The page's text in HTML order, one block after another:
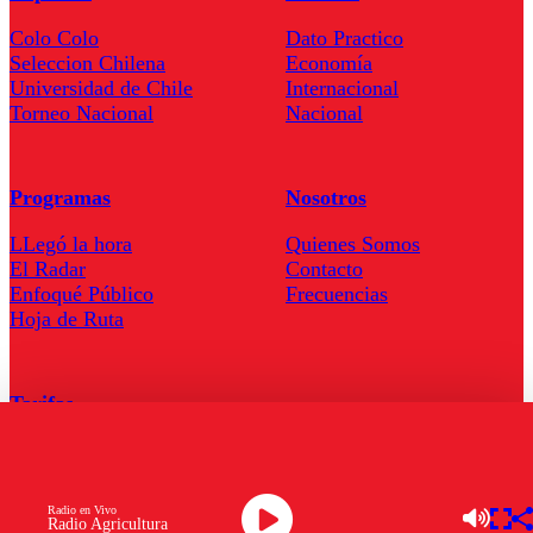
Radio Agricultura
Radio en Vivo
Colo Colo
Seleccion Chilena
Universidad de Chile
Torneo Nacional
Dato Practico
Economía
Internacional
Nacional
Programas
LLegó la hora
El Radar
Enfoqué Público
Hoja de Ruta
Nosotros
Quienes Somos
Contacto
Frecuencias
Tarifas